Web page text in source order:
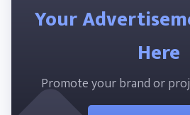
Your
Here
Promote your brand or